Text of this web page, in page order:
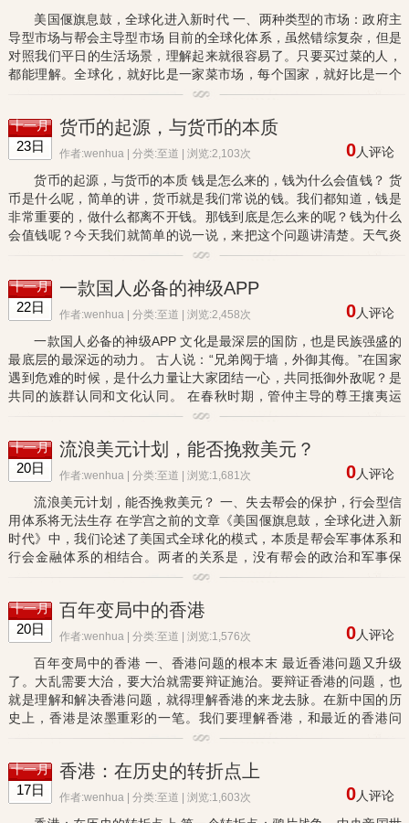
美国偃旗息鼓，全球化进入新时代 一、两种类型的市场：政府主
导型市场与帮会主导型市场 目前的全球化体系，虽然错综复杂，但是
对照我们平日的生活场景，理解起来就很容易了。只要买过菜的人，
都能理解。全球化，就好比是一家菜市场，每个国家，就好比是一个
做买卖的人。大家平时想买什么都来这里，想卖什么也都来这里。...
十一月
23日
货币的起源，与货币的本质
作者:wenhua | 分类:至道 | 浏览:2,103次 0人评论
货币的起源，与货币的本质 钱是怎么来的，钱为什么会值钱？ 货
币是什么呢，简单的讲，货币就是我们常说的钱。我们都知道，钱是
非常重要的，做什么都离不开钱。那钱到底是怎么来的呢？钱为什么
会值钱呢？今天我们就简单的说一说，来把这个问题讲清楚。天气炎
热，文章不会太长，希望大家看得轻松些。 钱是怎么来的，这是货...
十一月
22日
一款国人必备的神级APP
作者:wenhua | 分类:至道 | 浏览:2,458次 0人评论
一款国人必备的神级APP 文化是最深层的国防，也是民族强盛的
最底层的最深远的动力。 古人说：“兄弟阋于墙，外御其侮。”在国家
遇到危难的时候，是什么力量让大家团结一心，共同抵御外敌呢？是
共同的族群认同和文化认同。 在春秋时期，管仲主导的尊王攘夷运
动，是什么力量，让诸夏联手，团结一心抵御外敌呢？这就是文化
十一月
20日
流浪美元计划，能否挽救美元？
作者:wenhua | 分类:至道 | 浏览:1,681次 0人评论
流浪美元计划，能否挽救美元？ 一、失去帮会的保护，行会型信
用体系将无法生存 在学宫之前的文章《美国偃旗息鼓，全球化进入新
时代》中，我们论述了美国式全球化的模式，本质是帮会军事体系和
行会金融体系的相结合。两者的关系是，没有帮会的政治和军事保
护，则行会金融体系，则无法生存。而失去了行会金融的信用体系
十一月
20日
百年变局中的香港
作者:wenhua | 分类:至道 | 浏览:1,576次 0人评论
百年变局中的香港 一、香港问题的根本末 最近香港问题又升级
了。大乱需要大治，要大治就需要辩证施治。要辩证香港的问题，也
就是理解和解决香港问题，就得理解香港的来龙去脉。在新中国的历
史上，香港是浓墨重彩的一笔。我们要理解香港，和最近的香港问
题，需要从新中国最早期，对香港的定位和定调，来从历史全局的角
十一月
17日
香港：在历史的转折点上
作者:wenhua | 分类:至道 | 浏览:1,603次 0人评论